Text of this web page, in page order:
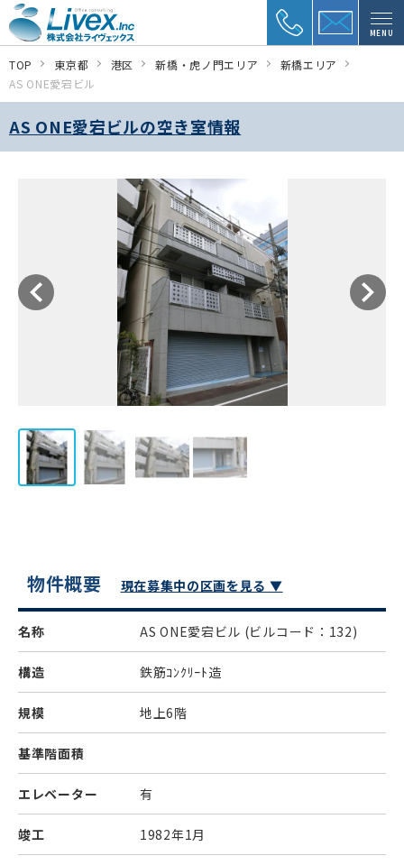
MENU
TOP 東京都 港区 新橋・虎ノ門エリア
新橋エリア
AS ONE愛宕ビル
AS ONE愛宕ビルの空き室情報
物件概要 現在募集中の区画を見る ▼
名称 AS ONE愛宕ビル (ビルコード：132)
構造 鉄筋ｺﾝｸﾘｰﾄ造
規模 地上6階
基準階面積
エレベーター 有
竣工 1982年1月